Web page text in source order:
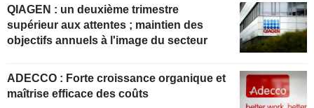
QIAGEN : un deuxième trimestre
supérieur aux attentes ; maintien des
objectifs annuels à l'image du secteur
ADECCO : Forte croissance organique et
maîtrise efficace des coûts